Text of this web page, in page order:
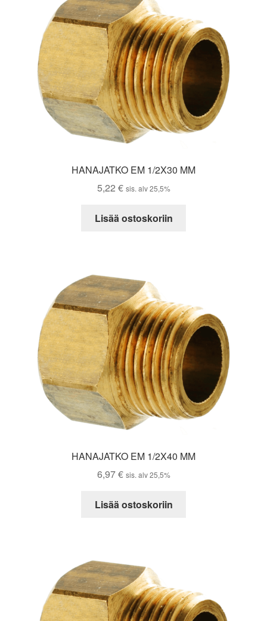
HANAJATKO EM 1/2X30 MM
5,22 € sis. alv 25,5%
Lisää ostoskoriin
HANAJATKO EM 1/2X40 MM
6,97€ sis. alv 25,5%
Lisää ostoskoriin